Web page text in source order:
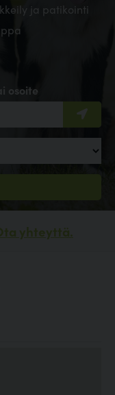
osoite
ja patikointi
yhteyttä.